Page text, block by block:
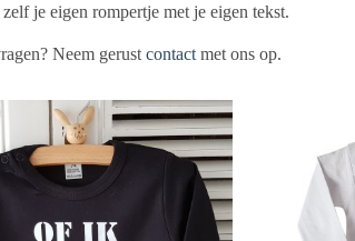
je eigen rompertje met je eigen tekst.
Neem gerust contact met ons op.